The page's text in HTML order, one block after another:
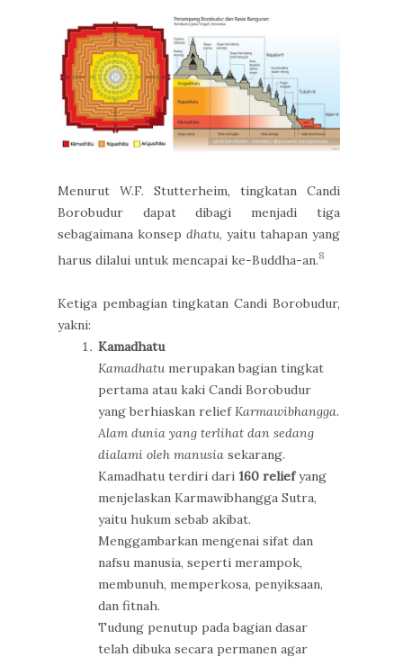
Menurut W.F. Stutterheim, tingkatan Candi
Borobudur dapat dibagi menjadi tiga
sebagaimana konsep dhatu, yaitu tahapan yang
harus dilalui untuk mencapai ke-Buddha-an.8
Ketiga pembagian tingkatan Candi Borobudur,
yakni:
Kamadhatu
Kamadhatu merupakan bagian tingkat
pertama atau kaki Candi Borobudur
yang berhiaskan reliefKarmawibhangga.
Alam dunia yang terlihat dan sedang
dialami oleh manusia sekarang.
Kamadhatu terdiri dari 160 reliefyang
menjelaskan Karmawibhangga Sutra,
yaitu hukum sebab akibat.
Menggambarkan mengenai sifat dan
nafsu manusia, seperti merampok,
membunuh, memperkosa, penyiksaan,
dan fitnah.
Tudung penutup pada bagian dasar
telah dibuka secara permanen agar